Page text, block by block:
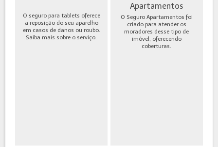
O seguro para tablets oferece
a reposição do seu aparelho
em casos de danos ou roubo.
Saiba mais sobre o serviço.
Apartamentos
O Seguro Apartamentos foi
criado para atender os
moradores desse tipo de
imóvel, oferecendo
coberturas.